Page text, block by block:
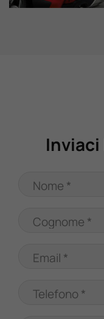
Contattaci
Nome *
Cognome *
Email *
Telefono *